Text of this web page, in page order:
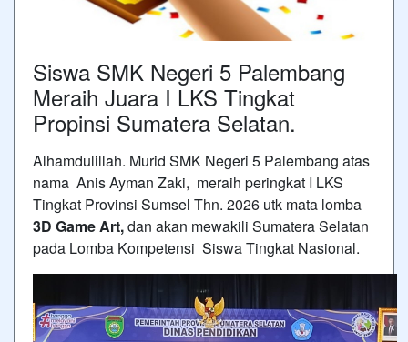
Siswa SMK Negeri 5 Palembang
Meraih Juara I LKS Tingkat
Propinsi Sumatera Selatan.
Alhamdulillah. Murid SMK Negeri 5 Palembang atas
nama Anis Ayman Zaki, meraih peringkat I LKS
Tingkat Provinsi Sumsel Thn. 2026 utk mata lomba
3D Game Art,dan akan mewakili Sumatera Selatan
pada Lomba Kompetensi Siswa Tingkat Nasional.